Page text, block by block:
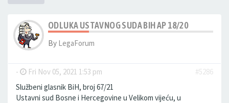
ODLUKA USTAVNOG SUDA BIH AP 18/20
By LegaForum
- Fri Nov 05, 2021 1:53 pm
#5286
Službeni glasnik BiH, broj 67/21
Ustavni sud Bosne i Hercegovine u Velikom vijeću, u